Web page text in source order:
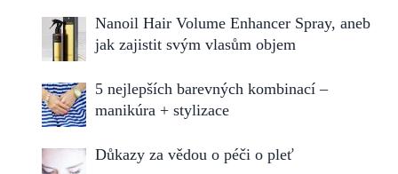
Nanoil Hair Volume Enhancer Spray, aneb
jak zajistit svým vlasům objem
5 nejlepších barevných kombinací –
manikúra + stylizace
Důkazy za vědou o péči o pleť